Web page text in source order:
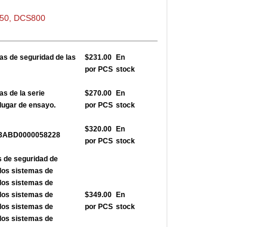
DCS800
de seguridad de las
$231.00
por PCS
En
stock
de la serie
de ensayo.
$270.00
por PCS
En
stock
$320.00
por PCS
En
stock
de seguridad de
sistemas de
sistemas de
sistemas de
sistemas de
sistemas de
$349.00
por PCS
En
stock